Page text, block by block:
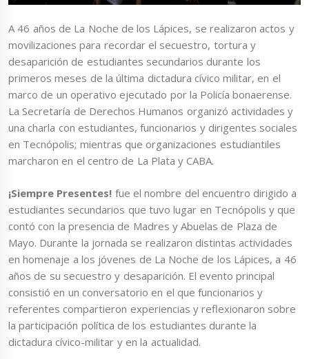
A 46 años de La Noche de los Lápices, se realizaron actos y
movilizaciones para recordar el secuestro, tortura y
desaparición de estudiantes secundarios durante los
primeros meses de la última dictadura cívico militar, en el
marco de un operativo ejecutado por la Policía bonaerense.
La Secretaría de Derechos Humanos organizó actividades y
una charla con estudiantes, funcionarios y dirigentes sociales
en Tecnópolis; mientras que organizaciones estudiantiles
marcharon en el centro de La Plata y CABA.
¡Siempre Presentes! fue el nombre del encuentro dirigido a
estudiantes secundarios que tuvo lugar en Tecnópolis y que
contó con la presencia de Madres y Abuelas de Plaza de
Mayo. Durante la jornada se realizaron distintas actividades
en homenaje a los jóvenes de La Noche de los Lápices, a 46
años de su secuestro y desaparición. El evento principal
consistió en un conversatorio en el que funcionarios y
referentes compartieron experiencias y reflexionaron sobre
la participación política de los estudiantes durante la
dictadura cívico-militar y en la actualidad.